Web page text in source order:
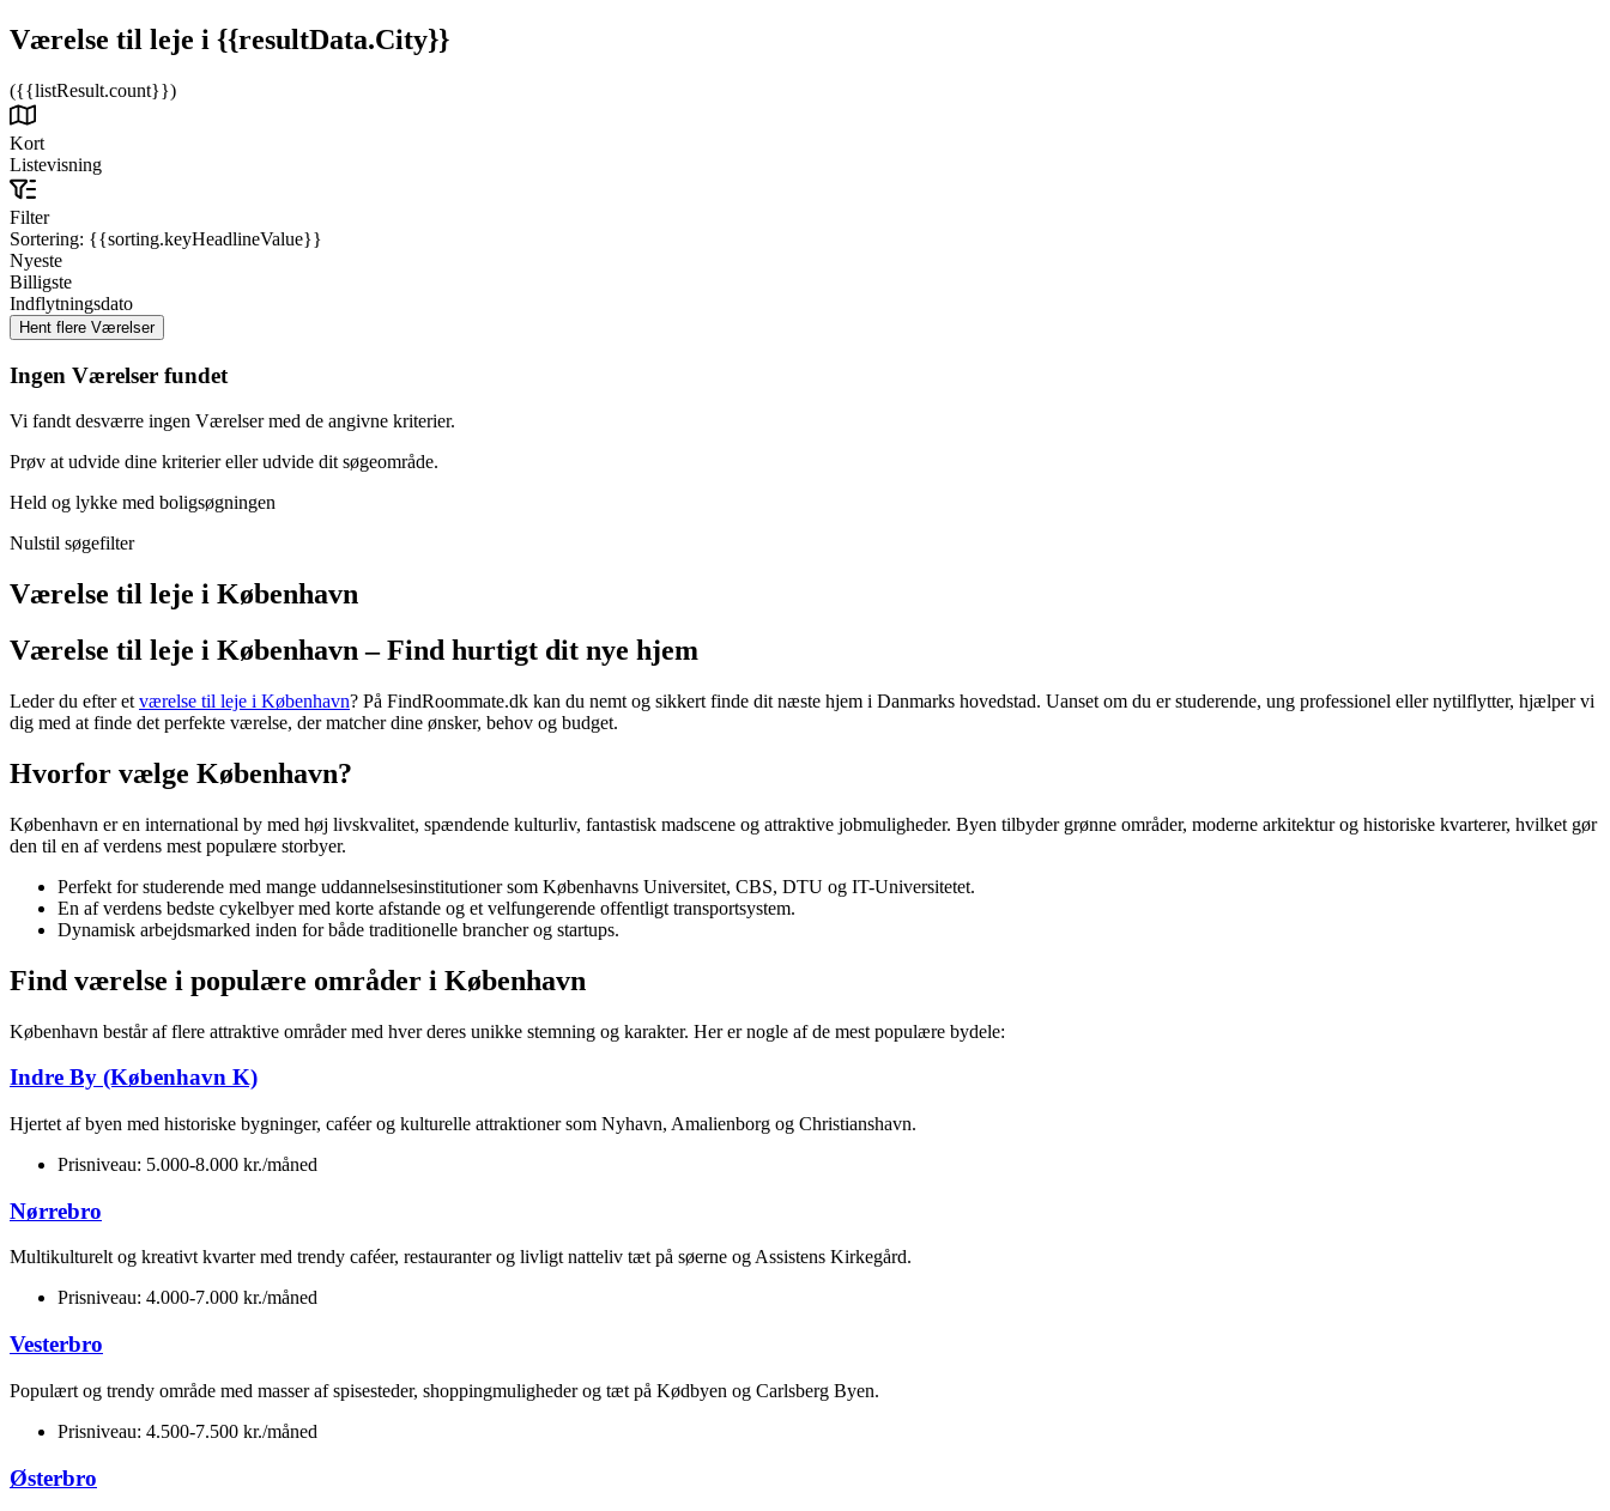
Værelse til leje i {{resultData.City}}
({{listResult.count}})
Kort
Listevisning
Filter
Sortering: {{sorting.keyHeadlineValue}}
Nyeste
Billigste
Indflytningsdato
Ingen Værelser fundet
Vi fandt desværre ingen Værelser med de angivne kriterier.
Prøv at udvide dine kriterier eller udvide dit søgeområde.
Held og lykke med boligsøgningen
Nulstil søgefilter
Værelse til leje i København
Værelse til leje i København – Find hurtigt dit nye hjem
Leder du efter et værelse til leje i København? På FindRoommate.dk kan du nemt og sikkert finde dit næste hjem i Danmarks hovedstad. Uanset om du er studerende, ung professionel eller nytilflytter, hjælper vi
dig med at finde det perfekte værelse, der matcher dine ønsker, behov og budget.
Hvorfor vælge København?
København er en international by med høj livskvalitet, spændende kulturliv, fantastisk madscene og attraktive jobmuligheder. Byen tilbyder grønne områder, moderne arkitektur og historiske kvarterer, hvilket gør
den til en af verdens mest populære storbyer.
Perfekt for studerende med mange uddannelsesinstitutioner som Københavns Universitet, CBS, DTU og IT-Universitetet.
En af verdens bedste cykelbyer med korte afstande og et velfungerende offentligt transportsystem.
Dynamisk arbejdsmarked inden for både traditionelle brancher og startups.
Find værelse i populære områder i København
København består af flere attraktive områder med hver deres unikke stemning og karakter. Her er nogle af de mest populære bydele:
Indre By (København K)
Hjertet af byen med historiske bygninger, caféer og kulturelle attraktioner som Nyhavn, Amalienborg og Christianshavn.
Prisniveau: 5.000-8.000 kr./måned
Nørrebro
Multikulturelt og kreativt kvarter med trendy caféer, restauranter og livligt natteliv tæt på søerne og Assistens Kirkegård.
Prisniveau: 4.000-7.000 kr./måned
Vesterbro
Populært og trendy område med masser af spisesteder, shoppingmuligheder og tæt på Kødbyen og Carlsberg Byen.
Prisniveau: 4.500-7.500 kr./måned
Østerbro